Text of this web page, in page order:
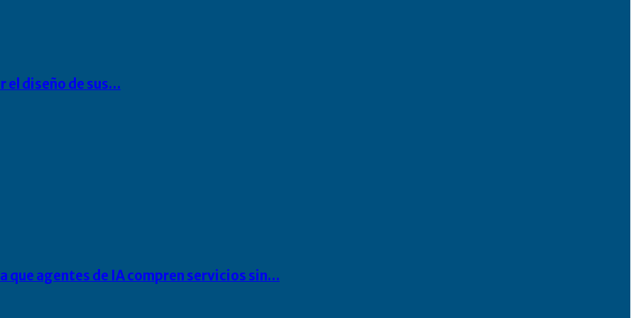
el diseño de sus…
agentes de IA compren servicios sin…